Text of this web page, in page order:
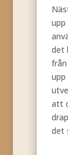
det
upp
att
det